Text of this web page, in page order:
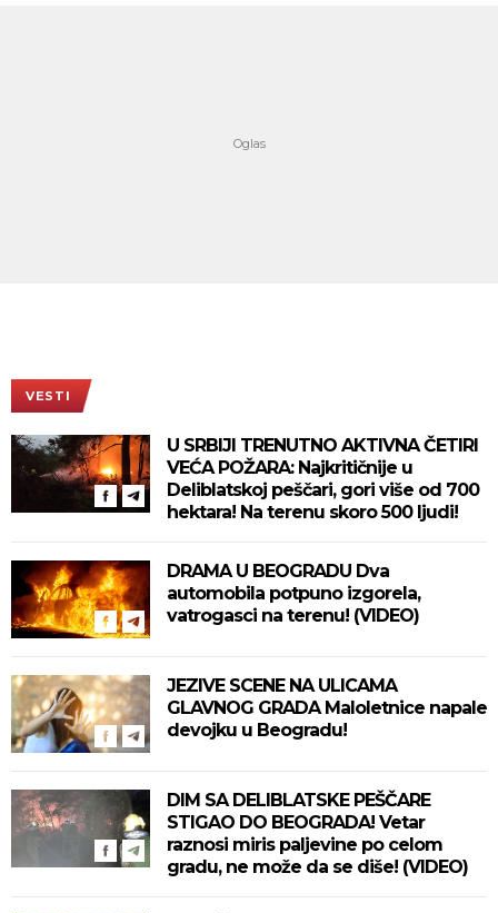
VESTI
U SRBIJI TRENUTNO AKTIVNA ČETIRI
VEĆA POŽARA: Najkritičnije u
Deliblatskoj peščari, gori više od 700
hektara! Na terenu skoro 500 ljudi!
DRAMA U BEOGRADU Dva
automobila potpuno izgorela,
vatrogasci na terenu! (VIDEO)
JEZIVE SCENE NA ULICAMA
GLAVNOG GRADA Maloletnice napale
devojku u Beogradu!
DIM SA DELIBLATSKE PEŠČARE
STIGAO DO BEOGRADA! Vetar
raznosi miris paljevine po celom
gradu, ne može da se diše! (VIDEO)